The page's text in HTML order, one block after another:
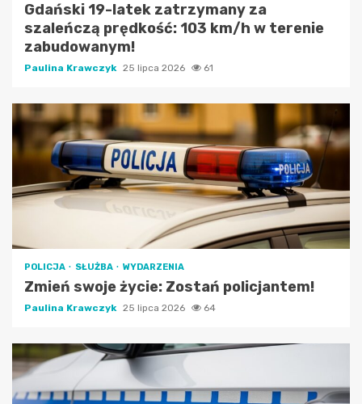
Gdański 19-latek zatrzymany za
szaleńczą prędkość: 103 km/h w terenie
zabudowanym!
Paulina Krawczyk 25 lipca 2026 61
POLICJA SŁUŻBA WYDARZENIA
Zmień swoje życie: Zostań policjantem!
Paulina Krawczyk 25 lipca 2026 64